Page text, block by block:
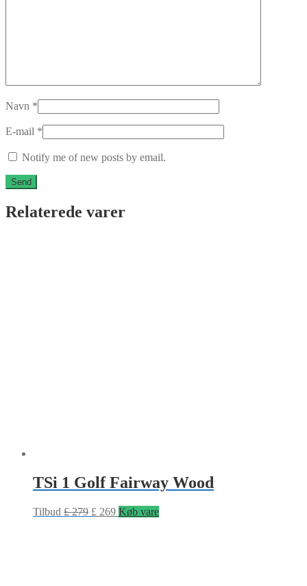
Navn *
E-mail *
Notify me of new posts by email.
Relaterede varer
TSi 1 Golf Fairway Wood
Tilbud £279 £ 269 Køb vare